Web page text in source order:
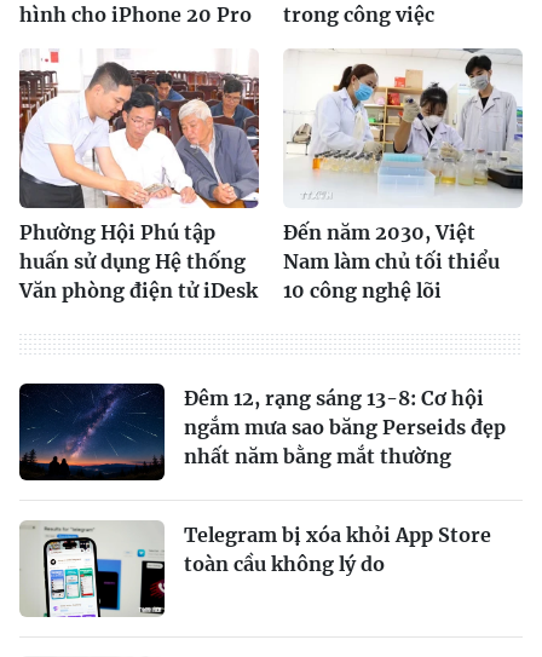
hình cho iPhone 20 Pro
trong công việc
Phường Hội Phú tập
huấn sử dụng Hệ thống
Văn phòng điện tử iDesk
Đến năm 2030, Việt
Nam làm chủ tối thiểu
10 công nghệ lõi
Đêm 12, rạng sáng 13-8: Cơ hội
ngắm mưa sao băng Perseids đẹp
nhất năm bằng mắt thường
Telegram bị xóa khỏi App Store
toàn cầu không lý do